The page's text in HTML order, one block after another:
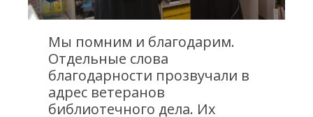
Мы помним и благодарим.
Отдельные слова
благодарности прозвучали в
адрес ветеранов
библиотечного дела. Их